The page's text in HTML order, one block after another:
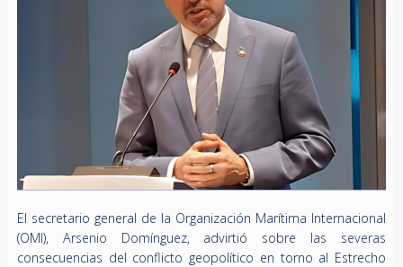
El secretario general de la Organización Marítima Internacional
(OMI), Arsenio Domínguez, advirtió sobre las severas
consecuencias del conflicto geopolítico en torno al Estrecho